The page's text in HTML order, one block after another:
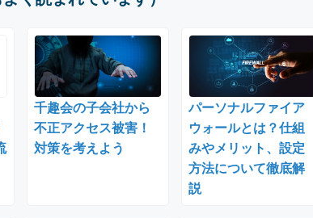
千趣会の子会社から
不正アクセス被害！
対策を考えよう
パーソナルファイア
ウォールとは？仕組
みやメリット、設定
方法について徹底解
説